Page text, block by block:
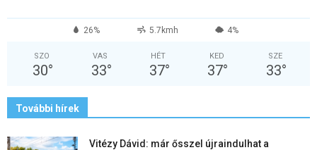
26% 5.7kmh 4%
SZO
30°
VAS
33°
HÉT
37°
KED
37°
SZE
33°
További hírek
Vitézy Dávid: már ősszel újraindulhat a